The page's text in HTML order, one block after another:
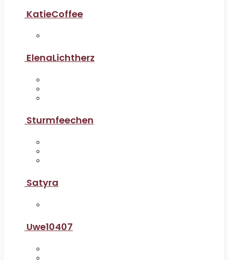
KatieCoffee
ElenaLichtherz
Sturmfeechen
Satyra
Uwe10407